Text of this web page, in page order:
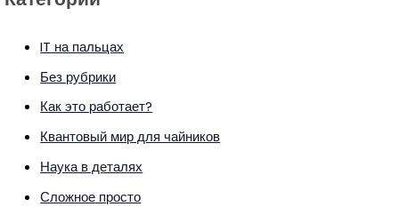
IT на пальцах
Без рубрики
Как это работает?
Квантовый мир для чайников
Наука в деталях
Сложное просто